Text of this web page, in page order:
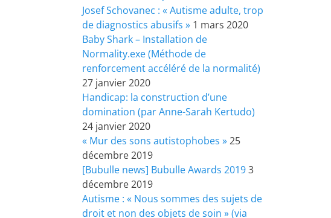
Josef Schovanec : « Autisme adulte, trop
de diagnostics abusifs » 1 mars 2020
Baby Shark – Installation de
Normality.exe (Méthode de
renforcement accéléré de la normalité)
27 janvier 2020
Handicap: la construction d’une
domination (par Anne-Sarah Kertudo)
24 janvier 2020
« Mur des sons autistophobes »25
décembre 2019
[Bubulle news] Bubulle Awards 20193
décembre 2019
Autisme : « Nous sommes des sujets de
droit et non des objets de soin » (via